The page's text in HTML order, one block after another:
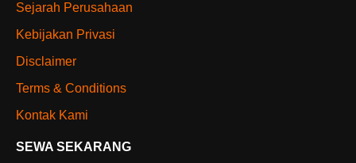
Sejarah Perusahaan
Kebijakan Privasi
Disclaimer
Terms & Conditions
Kontak Kami
SEWA SEKARANG